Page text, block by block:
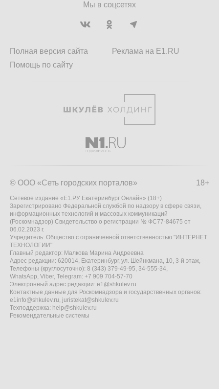
Мы в соцсетях
Полная версия сайта
Помощь по сайту
Реклама на E1.RU
18+
© ООО «Сеть городских порталов»
Сетевое издание «Е1.РУ Екатеринбург Онлайн» (18+)
Зарегистрировано Федеральной службой по надзору в сфере связи,
информационных технологий и массовых коммуникаций
(Роскомнадзор) Свидетельство о регистрации № ФС77-84675 от
06.02.2023 г.
Учредитель: Общество с ограниченной ответственностью "ИНТЕРНЕТ
ТЕХНОЛОГИИ"
Главный редактор: Малкова Марина Андреевна
Адрес редакции: 620014, Екатеринбург, ул. Шейнкмана, 10, 3-й этаж,
Телефоны (круглосуточно): 8 (343) 379-49-95, 34-555-34,
WhatsApp, Viber, Telegram: +7 909 704-57-70
Электронный адрес редакции: e1@shkulev.ru
Контактные данные для Роскомнадзора и государственных органов:
e1info@shkulev.ru, juristekat@shkulev.ru
Техподдержка: help@shkulev.ru
Рекомендательные системы